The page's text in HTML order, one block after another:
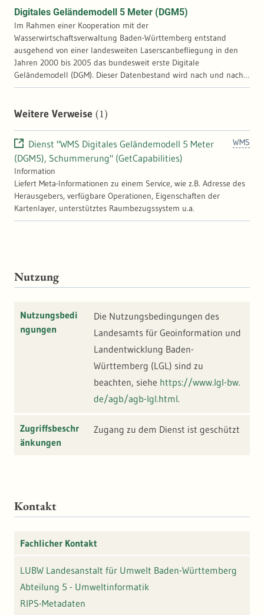
Digitales Geländemodell 5 Meter (DGM5)
Im Rahmen einer Kooperation mit der
Wasserwirtschaftsverwaltung Baden-Württemberg entstand
ausgehend von einer landesweiten Laserscanbefliegung in den
Jahren 2000 bis 2005 das bundesweit erste Digitale
Geländemodell (DGM). Dieser Datenbestand wird nach und nach
durch DGM Daten ersetzt, die aus den Laserscandaten der
Daten der Laserscanbefliegungen in den Jahren 2000 bis 2005
Geländemodell (DGM) berechnet. Im Gegensatz zu den
unregelmäßigen Punktwolken in den Originaldaten der
Laserscanbefliegungen enthält das daraus berechnete DGM ein
regelmäßiges Punktgitter mit gleichbleibendem Punktabstand.
Punktuell wurden ab 2005 diese Daten aus terrestrischen
Laserscanerfassungen aktualisiert. Sie werden im Höhensystem
NN (DHHN12 mit Höhenstatus 130) gehalten. Der Datenbestand
wird nach und nach durch DGM Daten ersetzt, die aus den
beschreibt die Geländeoberfläche ohne Vegetation, Bebauung,
Infrastruktur- oder Verkehrsobjekte anhand von Geländepunkten.
Koordinatenwerte definiert. Die Höhenwerte werden in einem
regelmäßigen Gitter im Abstand von 1 Meter (DGM1) und 5 Meter
(DGM5) gespeichert.
Weitere Verweise (1)
WMS
Dienst "WMS Digitales Geländemodell 5 Meter
(DGM5), Schummerung" (GetCapabilities)
Information
Liefert Meta-Informationen zu einem Service, wie z.B. Adresse des
Herausgebers, verfügbare Operationen, Eigenschaften der
Kartenlayer, unterstütztes Raumbezugssystem u.a.
Nutzung
Nutzungsbedi
ngungen
Die Nutzungsbedingungen des
Landesamts für Geoinformation und
Landentwicklung Baden-
Württemberg (LGL) sind zu
beachten, siehe https://www.lgl-bw.
de/agb/agb-lgl.html.
Zugriffsbeschr
änkungen
Zugang zu dem Dienst ist geschützt
Kontakt
Fachlicher Kontakt
LUBW Landesanstalt für Umwelt Baden-Württemberg
Abteilung 5 - Umweltinformatik
RIPS-Metadaten